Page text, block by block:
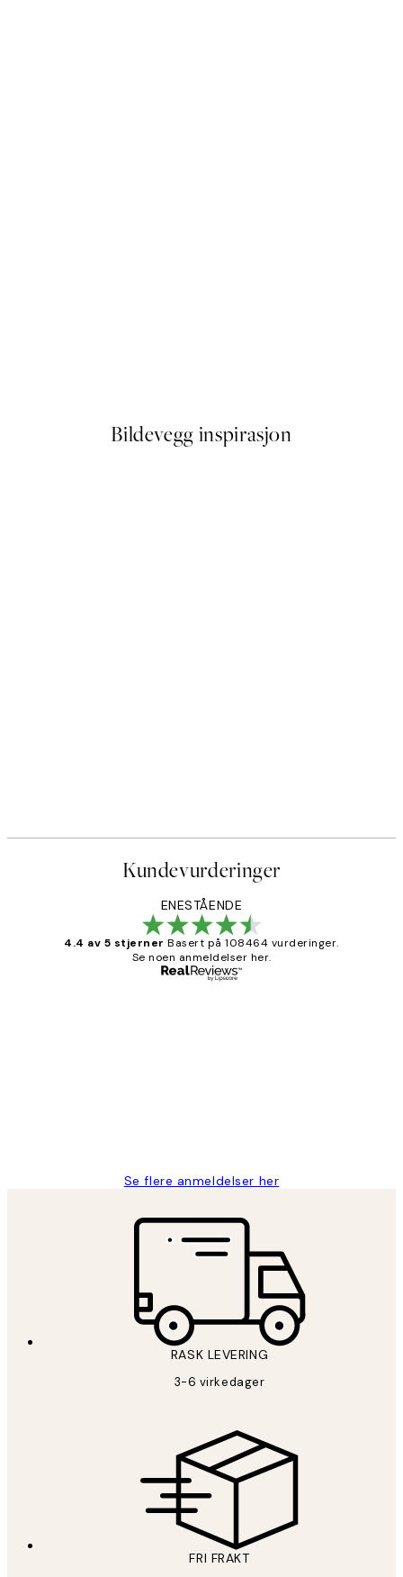
Bildevegg inspirasjon
Kundevurderinger
ENESTÅENDE
4.4 av 5 stjerner Basert på 108464 vurderinger.
Se noen anmeldelser her.
Se flere anmeldelser her
RASK LEVERING
3-6 virkedager
FRI FRAKT